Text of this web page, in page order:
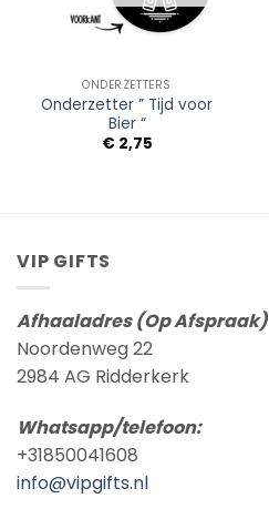
ONDERZETTERS
Onderzetter ” Tijd voor
Bier “
€2,75
VIP GIFTS
Afhaaladres (Op Afspraak)
Noordenweg 22
2984 AG Ridderkerk
Whatsapp/telefoon:
+31850041608
info@vipgifts.nl